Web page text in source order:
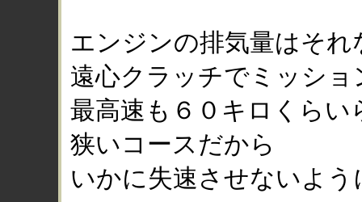
エンジンの排気量はそ
遠心クラッチでミッシ
最高速も６０キロくらい
狭いコースだから
いかに失速させないよ